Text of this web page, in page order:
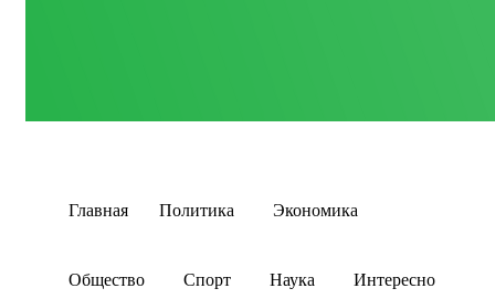
Главная Политика Экономика
Общество Спорт Наука Интересно